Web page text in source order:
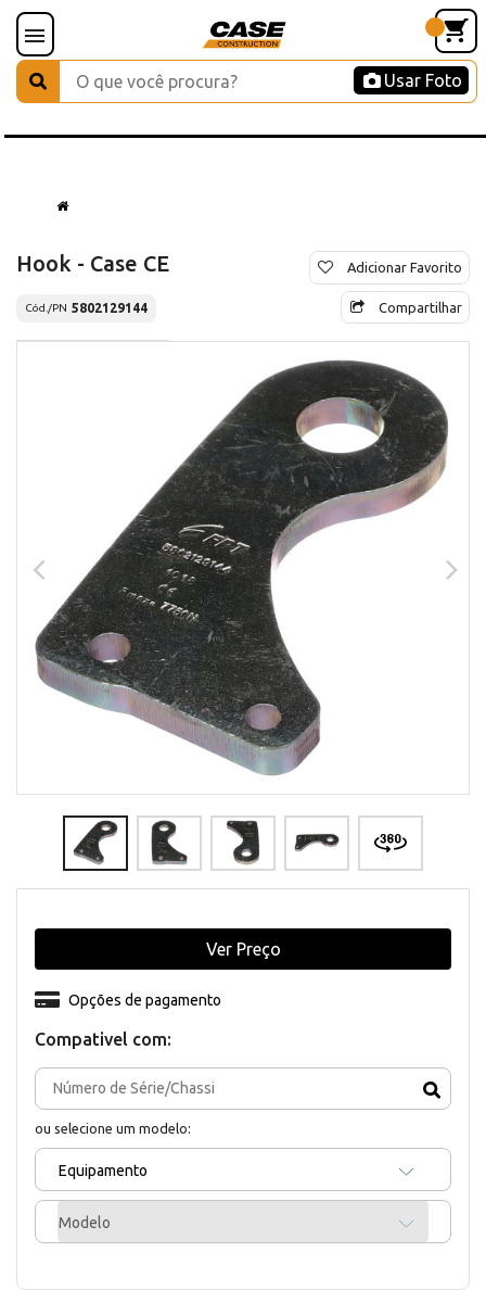
Usar Foto
Hook - Case CE
Cód./PN 5802129144
Adicionar Favorito
Compartilhar
Compativel com:
ou selecione um modelo:
Equipamento
Modelo
Opções de pagamento
Ver Preço